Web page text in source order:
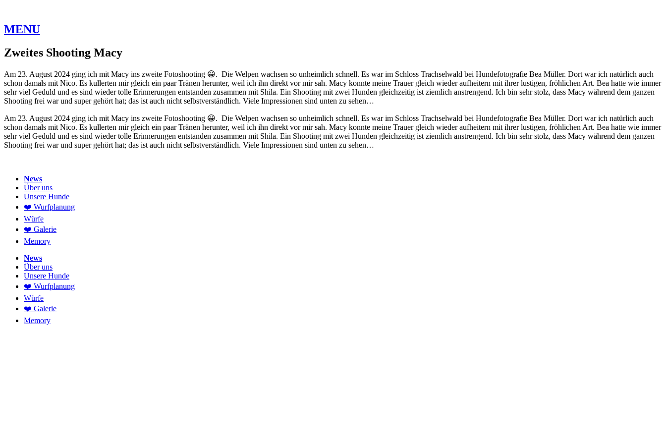
MENU
Zweites Shooting Macy
Am 23. August 2024 ging ich mit Macy ins zweite Fotoshooting 😀. Die Welpen wachsen so unheimlich schnell. Es war im Schloss Trachselwald bei Hundefotografie Bea Müller. Dort war ich natürlich auch
schon damals mit Nico. Es kullerten mir gleich ein paar Tränen herunter, weil ich ihn direkt vor mir sah. Macy konnte meine Trauer gleich wieder aufheitern mit ihrer lustigen, fröhlichen Art. Bea hatte wie immer
sehr viel Geduld und es sind wieder tolle Erinnerungen entstanden zusammen mit Shila. Ein Shooting mit zwei Hunden gleichzeitig ist ziemlich anstrengend. Ich bin sehr stolz, dass Macy während dem ganzen
Shooting frei war und super gehört hat; das ist auch nicht selbstverständlich. Viele Impressionen sind unten zu sehen…
Am 23. August 2024 ging ich mit Macy ins zweite Fotoshooting 😀. Die Welpen wachsen so unheimlich schnell. Es war im Schloss Trachselwald bei Hundefotografie Bea Müller. Dort war ich natürlich auch
schon damals mit Nico. Es kullerten mir gleich ein paar Tränen herunter, weil ich ihn direkt vor mir sah. Macy konnte meine Trauer gleich wieder aufheitern mit ihrer lustigen, fröhlichen Art. Bea hatte wie immer
sehr viel Geduld und es sind wieder tolle Erinnerungen entstanden zusammen mit Shila. Ein Shooting mit zwei Hunden gleichzeitig ist ziemlich anstrengend. Ich bin sehr stolz, dass Macy während dem ganzen
Shooting frei war und super gehört hat; das ist auch nicht selbstverständlich. Viele Impressionen sind unten zu sehen…
News
Über uns
Unsere Hunde
❤️ Wurfplanung
Würfe
❤️ Galerie
Memory
News
Über uns
Unsere Hunde
❤️ Wurfplanung
Würfe
❤️ Galerie
Memory